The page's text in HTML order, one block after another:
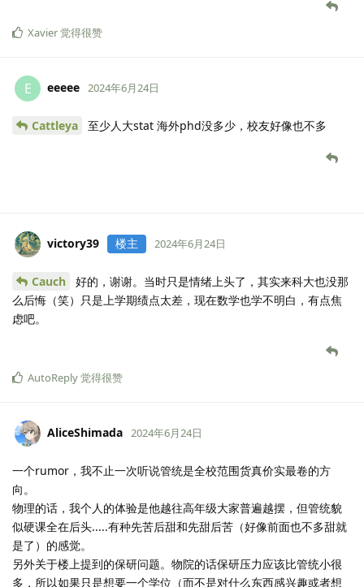
Xavier觉得很赞
E eeeee 2024年6月24日
Cattleya 至少人大stat 海外phd没多少，校友好像也不多
victory39 楼主 2024年6月24日
Cauch
好的，谢谢。当时只是情绪上头了，其实来科大也没那
么后悔（笑）只是上学期绩点太差，现在数学也学不明白，有点焦
虑吧。
AutoReply觉得很赞
AliceShimada 2024年6月24日
一个rumor，我不止一次听说管统是全校范围货真价实最卷的方
向。
物理的话，我个人的体验是他越往高年级大家普遍越摆，但管统貌
似硬课全在后头.....有种先苦后甜和先甜后苦（好像前面也不多甜就
是了）的感觉。
另外关于楼上提到的保研问题。物院的话保研压力应该比管统小很
多，所以如果只是想要一个学位（而不是对什么东西感兴趣或者想